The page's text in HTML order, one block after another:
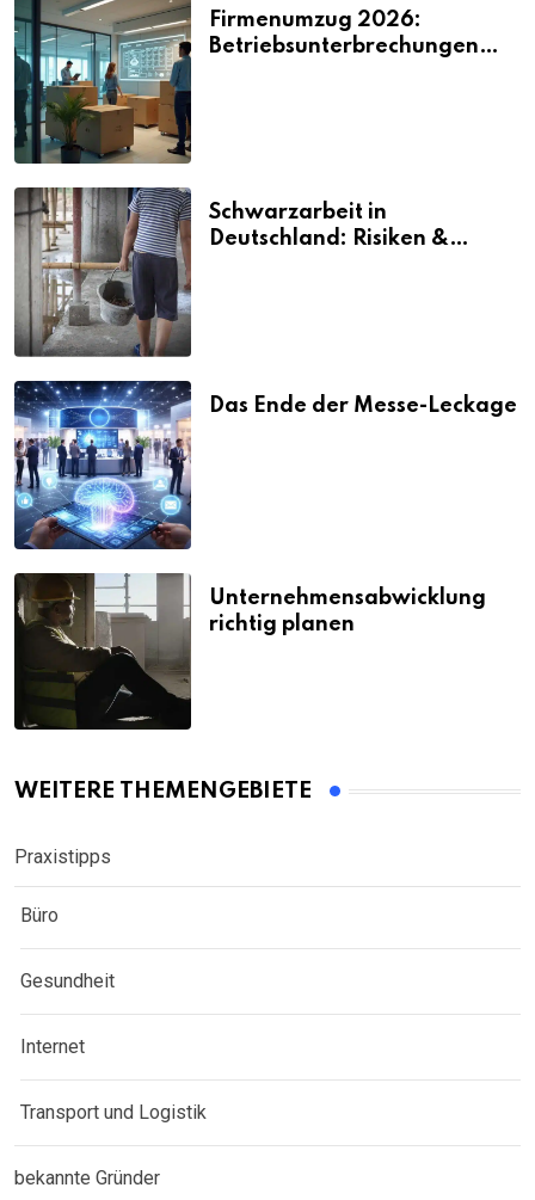
Firmenumzug 2026:
Betriebsunterbrechungen
Schwarzarbeit in
Deutschland: Risiken &
Das Ende der Messe-Leckage
Unternehmensabwicklung
richtig planen
WEITERE THEMENGEBIETE
Praxistipps
Büro
Gesundheit
Internet
Transport und Logistik
bekannte Gründer